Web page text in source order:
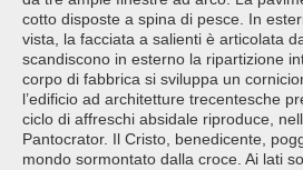
cotto disposte a spina di pesce. In
vista, la facciata a salienti è articolata
scandiscono in esterno la ripartizione
corpo di fabbrica si sviluppa un
l’edificio ad architetture trecentesche
ciclo di affreschi absidale riproduce,
Pantocrator. Il Cristo, benedicente,
mondo sormontato dalla croce. Ai lati